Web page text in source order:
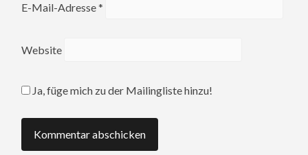
E-Mail-Adresse*
Website
Ja, füge mich zu der Mailingliste hinzu!